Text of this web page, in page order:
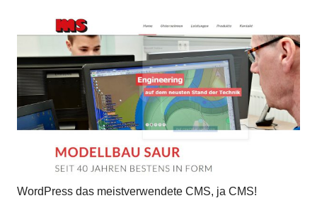
WordPress das meistverwendete CMS, ja CMS!